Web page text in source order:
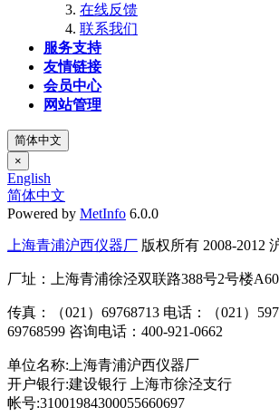
在线反馈
联系我们
服务支持
友情链接
会员中心
网站管理
简体中文
×
English
简体中文
Powered by MetInfo 6.0.0
上海青浦沪西仪器厂 版权所有 2008-2012
厂址：上海青浦徐泾双联路388号2号楼
传真：（021）69768713 电话：（021）
69768599 咨询电话：400-921-0662
单位名称:上海青浦沪西仪器厂
开户银行:建设银行 上海市徐泾支行
帐号:31001984300055660697